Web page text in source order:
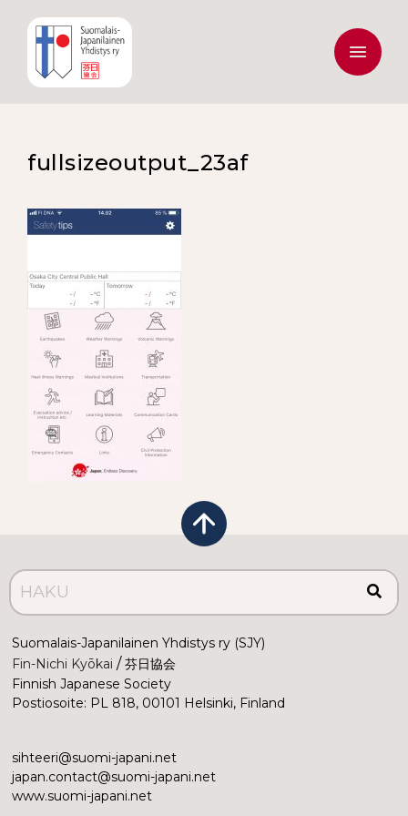
fullsizeoutput_23af
Suomalais-Japanilainen Yhdistys ry (SJY)
Fin-Nichi Kyōkai / 芬日協会
Finnish Japanese Society
Postiosoite: PL 818, 00101 Helsinki, Finland
sihteeri@suomi-japani.net
japan.contact@suomi-japani.net
www.suomi-japani.net